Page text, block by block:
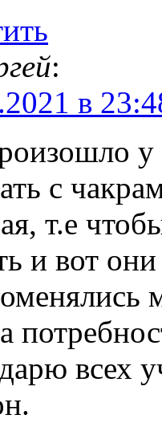
:
в
у
с
т.е
и вот они
всех